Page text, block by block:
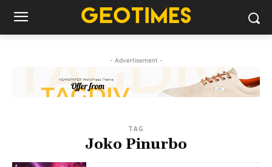
- Advertisement -
TAG
Joko Pinurbo